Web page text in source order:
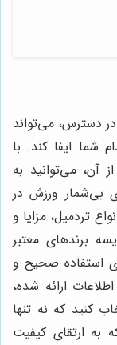
دسترس، می‌تواند
ایفا کند. با
آن، می‌توانید به
بی‌شمار ورزش در
تردمیل، مزایا و
برندهای معتبر
استفاده صحیح و
ارائه شده،
کنید که نه تنها
به ارتقای کیفیت